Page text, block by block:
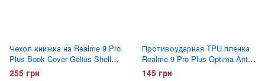
Чехол книжка на Realme 9 Pro
Plus Book Cover Gelius Shell
Case Синий
255 грн
Противоударная TPU пленка
Realme 9 Pro Plus Optima Anti-
Shock Глянцевая
145 грн